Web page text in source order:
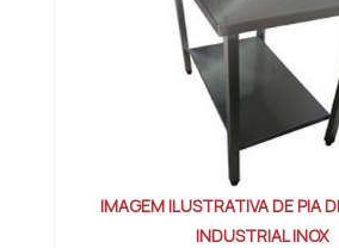
IMAGEM ILUSTRATIVA DE PIA
INDUSTRIAL INOX